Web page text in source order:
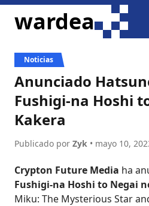
ir al contenido
wardea
Noticias
Anunciado
Fushigi-na Hoshi
Kakera
Publicado por Zyk • mayo 10,
Crypton Future Media ha
Fushigi-na Hoshi to Negai
Miku: The Mysterious Star